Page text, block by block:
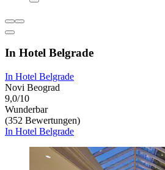
In Hotel Belgrade
In Hotel Belgrade
Novi Beograd
9,0/10
Wunderbar
(352 Bewertungen)
In Hotel Belgrade